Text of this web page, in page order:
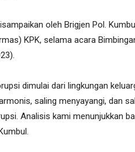
oleh Brigjen Pol.
KPK, selama acara
dimulai dari lingkungan
saling menyayangi, dan
Analisis kami menunjukkan